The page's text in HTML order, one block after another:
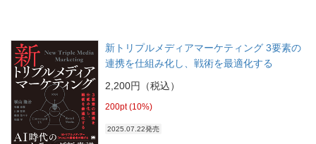
新トリプルメディアマーケティング 3要素の
連携を仕組み化し、戦術を最適化する
2,200円（税込）
200pt (10%)
2025.07.22発売